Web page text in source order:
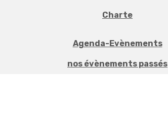
Charte
Agenda-Evènements
nos évènements passés